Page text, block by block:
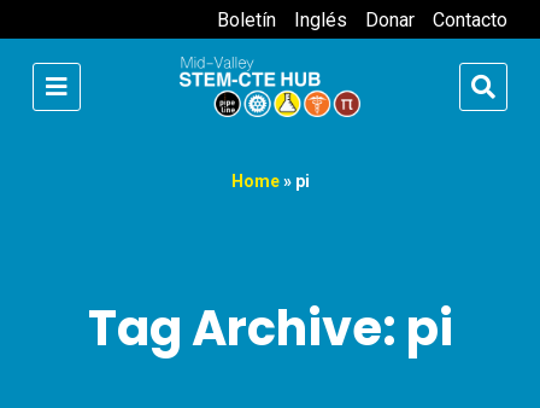
Boletín Inglés Donar Contacto
Home» pi
Tag Archive: pi